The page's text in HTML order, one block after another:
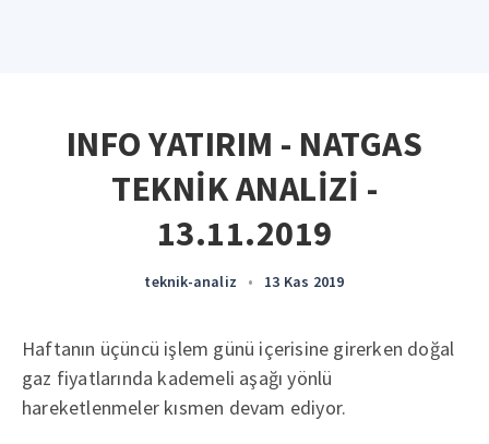
INFO YATIRIM - NATGAS
TEKNİK ANALİZİ -
13.11.2019
teknik-analiz • 13 Kas 2019
Haftanın üçüncü işlem günü içerisine girerken doğal
gaz fiyatlarında kademeli aşağı yönlü
hareketlenmeler kısmen devam ediyor.